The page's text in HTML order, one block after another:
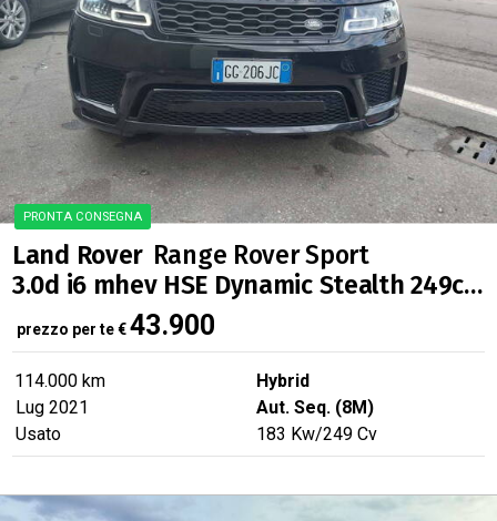
Land Rover Range Rover Sport
3.0d i6 mhev HSE Dynamic Stealth 249cv auto
prezzo per te€43.900
114.000 km
Hybrid
Lug 2021
Aut. Seq. (8M)
Usato
183 Kw/249 Cv